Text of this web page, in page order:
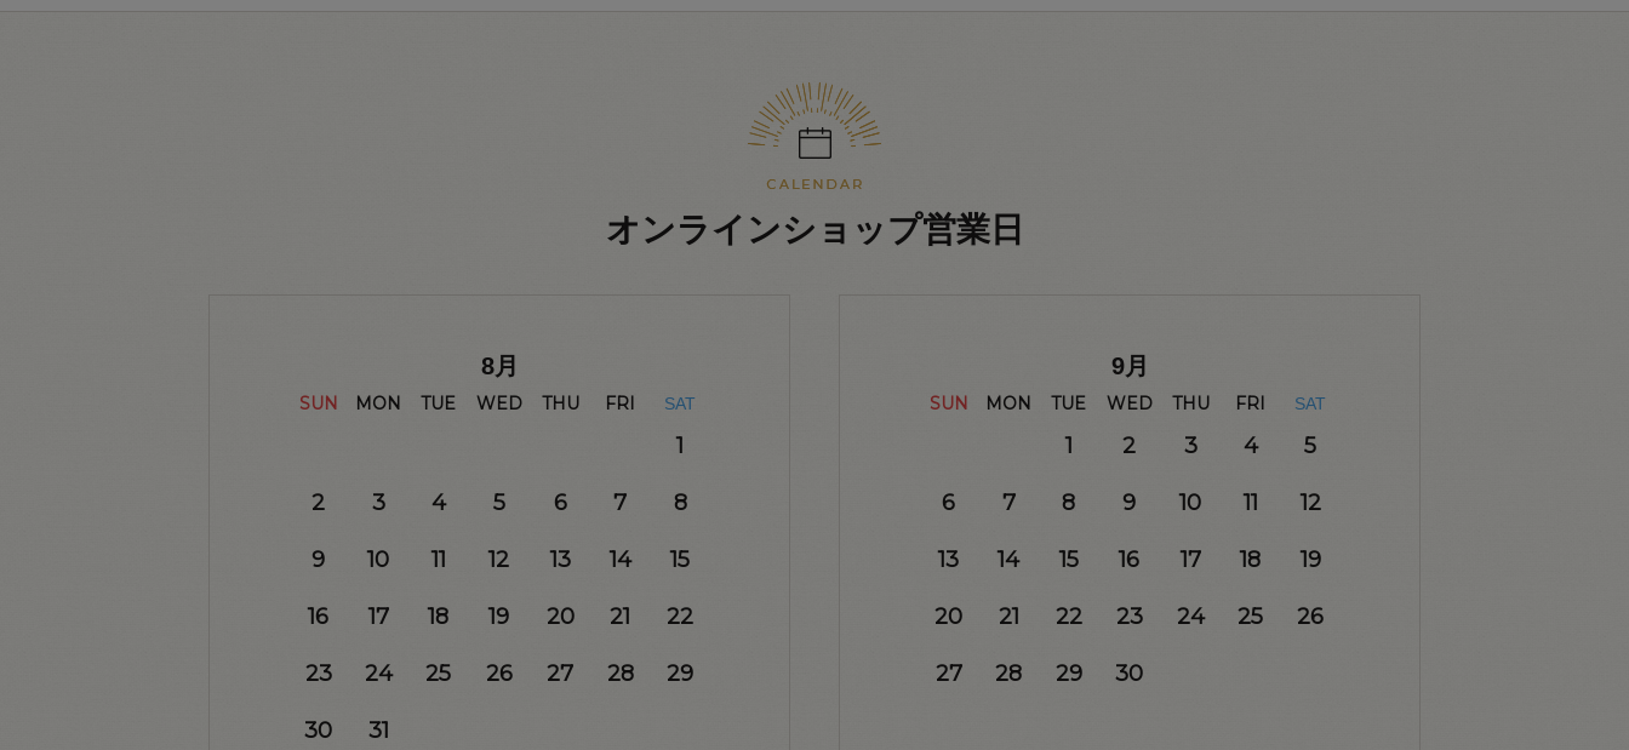
オンラインショップ営業日
8月
SUN MON TUE WED THU FRI SAT
1
2 3 4 5 6 7 8
9 10 11 12 13 14 15
16 17 18 19 20 21 22
23 24 25 26 27 28 29
30 31
9月
SUN MON TUE WED THU FRI SAT
1 2 3 4 5
6 7 8 9 10 11 12
13 14 15 16 17 18 19
20 21 22 23 24 25 26
27 28 29 30